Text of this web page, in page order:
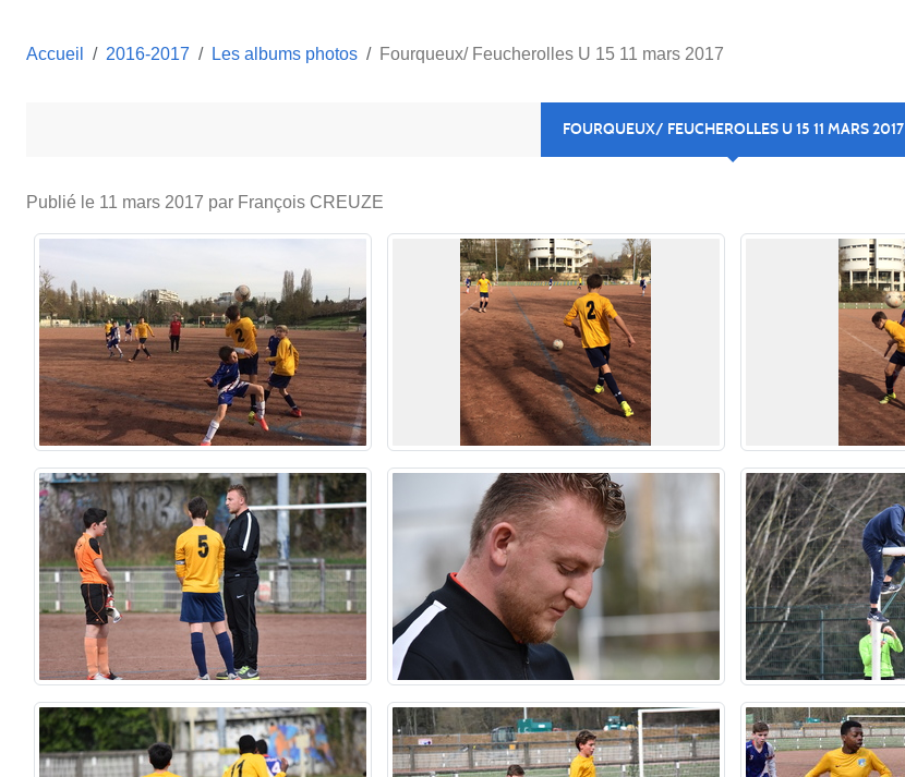
Accueil 2016-2017 Les albums photos Fourqueux/ Feucherolles U 15 11 mars 2017
FOURQUEUX/ FEUCHEROLLES U 15 11 MARS 2017
Publié le 11 mars 2017 par François CREUZE